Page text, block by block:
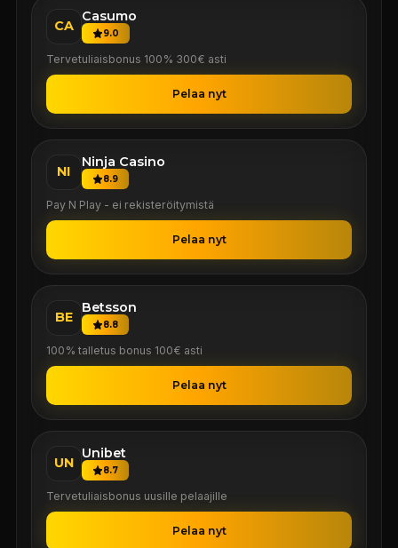
CA
Casumo
9.0
Tervetuliaisbonus 100% 300€ asti
Pelaa nyt
NI
Ninja Casino
8.9
Pay N Play - ei rekisteröitymistä
Pelaa nyt
BE
Betsson
8.8
100% talletus bonus 100€ asti
Pelaa nyt
UN
Unibet
8.7
Tervetuliaisbonus uusille pelaajille
Pelaa nyt